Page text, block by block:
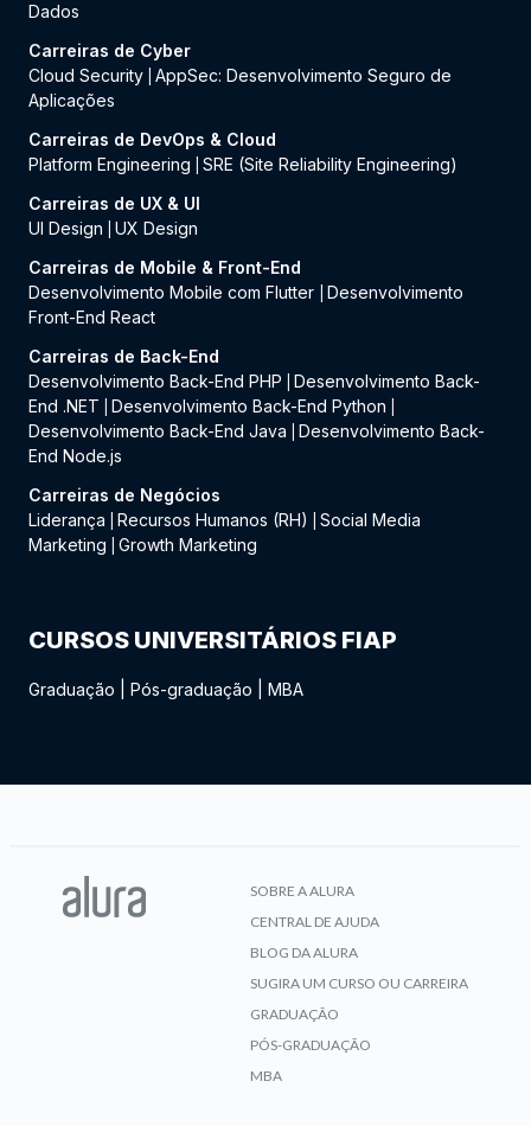
Dados
Carreiras de Cyber
Cloud Security AppSec: Desenvolvimento Seguro de
Aplicações
Carreiras de DevOps & Cloud
Platform Engineering
SRE (Site Reliability Engineering)
Carreiras de UX & UI
UI Design
UX Design
Carreiras de Mobile & Front-End
Desenvolvimento Mobile com Flutter
Desenvolvimento
Front-End React
Carreiras de Back-End
Desenvolvimento Back-End PHP
Desenvolvimento Back-
End .NET
Desenvolvimento Back-End Python
Desenvolvimento Back-End Java
Desenvolvimento Back-
End Node.js
Carreiras de Negócios
Liderança
Recursos Humanos (RH)
Social Media
Marketing
Growth Marketing
CURSOS UNIVERSITÁRIOS FIAP
Graduação Pós-graduação MBA
SOBRE A ALURA
CENTRAL DE AJUDA
BLOG DA ALURA
SUGIRA UM CURSO OU CARREIRA
GRADUAÇÃO
PÓS-GRADUAÇÃO
MBA